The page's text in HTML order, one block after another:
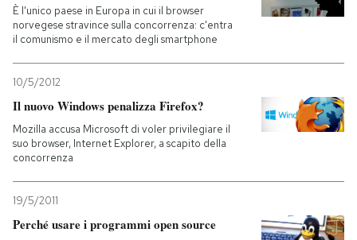
È l'unico paese in Europa in cui il browser
norvegese stravince sulla concorrenza: c'entra
il comunismo e il mercato degli smartphone
10/5/2012
Il nuovo Windows penalizza Firefox?
Mozilla accusa Microsoft di voler privilegiare il
suo browser, Internet Explorer, a scapito della
concorrenza
19/5/2011
Perché usare i programmi open source